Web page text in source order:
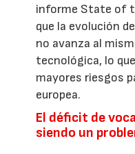
informe State of
que la evolución
no avanza al
tecnológica, lo
mayores riesgos
europea.
El déficit de
siendo un